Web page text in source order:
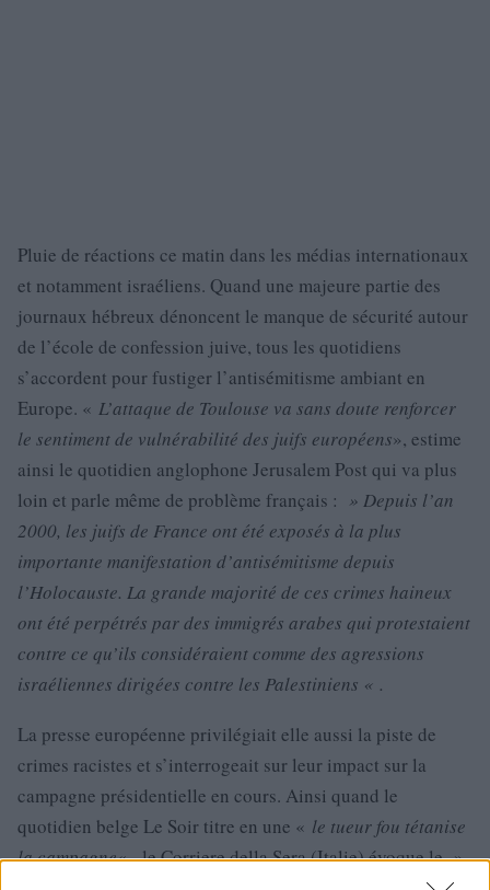
Pluie de réactions ce matin dans les médias internationaux
et notamment israéliens. Quand une majeure partie des
journaux hébreux dénoncent le manque de sécurité autour
de l’école de confession juive, tous les quotidiens
s’accordent pour fustiger l’antisémitisme ambiant en
Europe. « L’attaque de Toulouse va sans doute renforcer
le sentiment de vulnérabilité des juifs européens», estime
ainsi le quotidien anglophone Jerusalem Post qui va plus
loin et parle même de problème français : » Depuis l’an
2000, les juifs de France ont été exposés à la plus
importante manifestation d’antisémitisme depuis
l’Holocauste. La grande majorité de ces crimes haineux
ont été perpétrés par des immigrés arabes qui protestaient
contre ce qu’ils considéraient comme des agressions
israéliennes dirigées contre les Palestiniens « .
La presse européenne privilégiait elle aussi la piste de
crimes racistes et s’interrogeait sur leur impact sur la
campagne présidentielle en cours. Ainsi quand le
quotidien belge Le Soir titre en une « le tueur fou tétanise
la campagne« , le Corriere della Sera (Italie) évoque le »